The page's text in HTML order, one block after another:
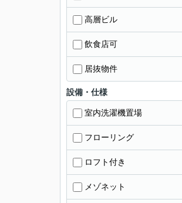
高層ビル
飲食店可
居抜物件
設備・仕様
室内洗濯機置場
フローリング
ロフト付き
メゾネット